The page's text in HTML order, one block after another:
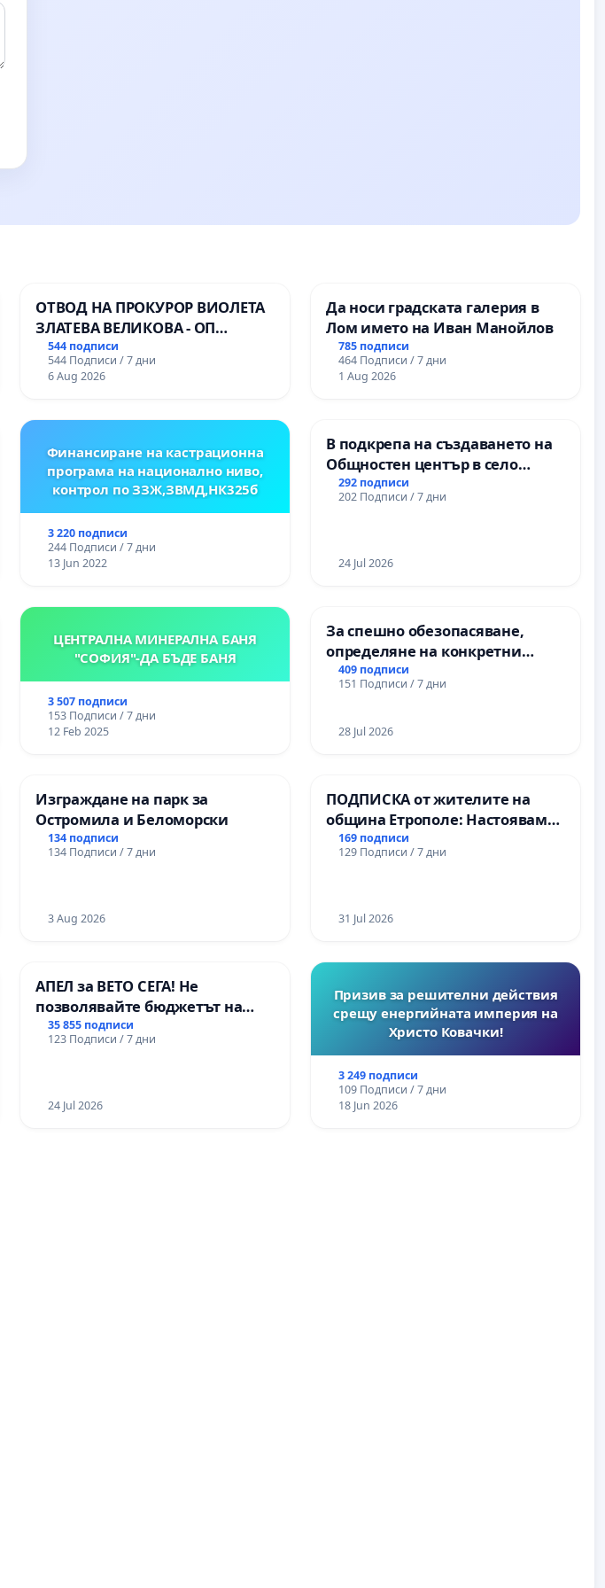
ОТВОД НА ПРОКУРОР ВИОЛЕТА
ЗЛАТЕВА ВЕЛИКОВА - ОП
ДОБРИЧ
544 подписи
544 Подписи / 7 дни
6 Aug 2026
Да носи градската галерия в
Лом името на Иван Манойлов
785 подписи
464 Подписи / 7 дни
1 Aug 2026
Финансиране на кастрационна
програма на национално ниво,
контрол по ЗЗЖ,ЗВМД,НК325б
3 220 подписи
244 Подписи / 7 дни
13 Jun 2022
В подкрепа на създаването на
Общностен център в село
Църква
292 подписи
202 Подписи / 7 дни
24 Jul 2026
ЦЕНТРАЛНА МИНЕРАЛНА БАНЯ
"СОФИЯ"-ДА БЪДЕ БАНЯ
3 507 подписи
153 Подписи / 7 дни
12 Feb 2025
За спешно обезопасяване,
определяне на конкретни
срокове и извършване на
цялостна рехабилитация на
пътен възел АМ „Тракия“ - гр.
409 подписи
151 Подписи / 7 дни
28 Jul 2026
Изграждане на парк за
Остромила и Беломорски
134 подписи
134 Подписи / 7 дни
3 Aug 2026
ПОДПИСКА от жителите на
община Етрополе: Настояваме
за ясни гаранции от “Елаците-
МЕД” АД и от държавата, че ще
169 подписи
129 Подписи / 7 дни
31 Jul 2026
АПЕЛ за ВЕТО СЕГА! Не
позволявайте бюджетът на
Радев да открадне парите и
правата ни в тъмното
35 855 подписи
123 Подписи / 7 дни
24 Jul 2026
Призив за решителни действия
срещу енергийната империя на
Христо Ковачки!
3 249 подписи
109 Подписи / 7 дни
18 Jun 2026